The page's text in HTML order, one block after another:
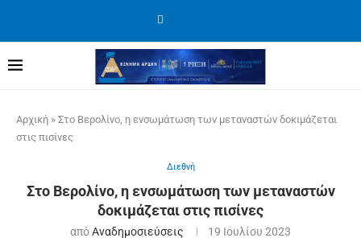
Αρχική » Στο Βερολίνο, η ενσωμάτωση των μεταναστών δοκιμάζεται
στις πισίνες
Διεθνή
Στο Βερολίνο, η ενσωμάτωση των μεταναστών
δοκιμάζεται στις πισίνες
απόΑναδημοσιεύσεις 19 Ιουλίου 2023